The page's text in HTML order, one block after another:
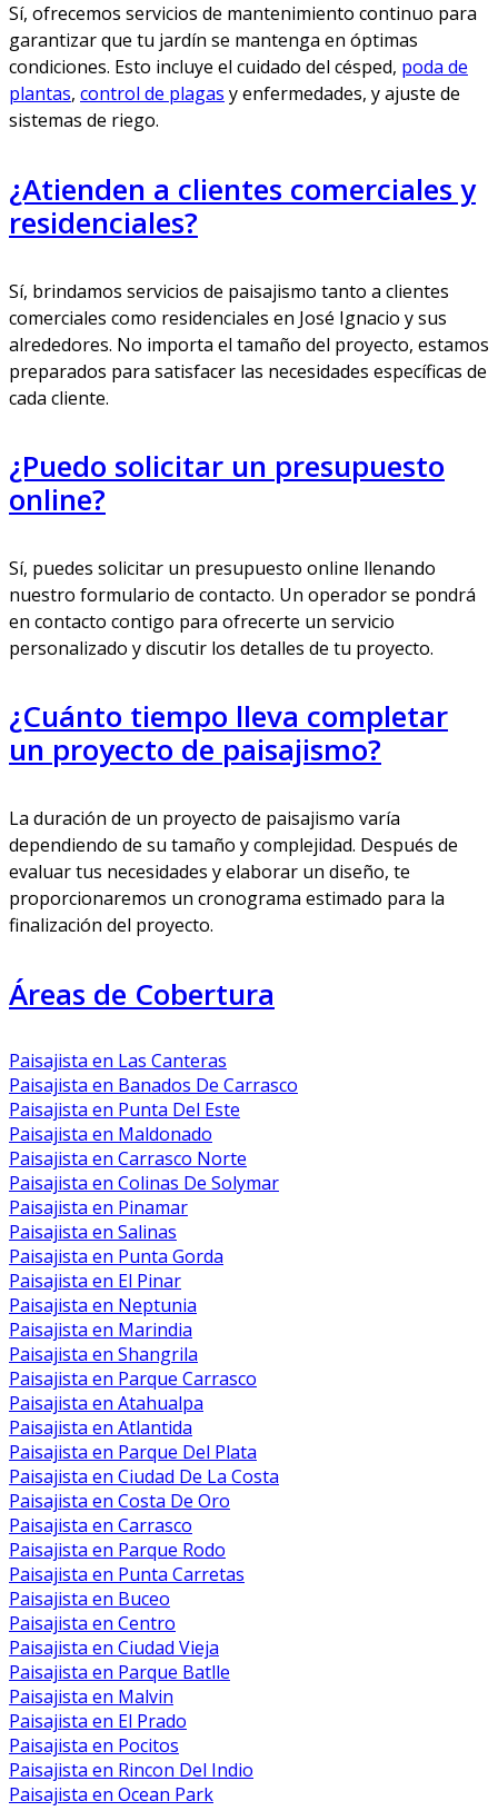
Sí, ofrecemos servicios de mantenimiento continuo para
garantizar que tu jardín se mantenga en óptimas
condiciones. Esto incluye el cuidado del césped, poda de
plantas, control de plagas y enfermedades, y ajuste de
sistemas de riego.
¿Atienden a clientes comerciales y
residenciales?
Sí, brindamos servicios de paisajismo tanto a clientes
comerciales como residenciales en José Ignacio y sus
alrededores. No importa el tamaño del proyecto, estamos
preparados para satisfacer las necesidades específicas de
cada cliente.
¿Puedo solicitar un presupuesto
online?
Sí, puedes solicitar un presupuesto online llenando
nuestro formulario de contacto. Un operador se pondrá
en contacto contigo para ofrecerte un servicio
personalizado y discutir los detalles de tu proyecto.
¿Cuánto tiempo lleva completar
un proyecto de paisajismo?
La duración de un proyecto de paisajismo varía
dependiendo de su tamaño y complejidad. Después de
evaluar tus necesidades y elaborar un diseño, te
proporcionaremos un cronograma estimado para la
finalización del proyecto.
Áreas de Cobertura
Paisajista en Las Canteras
Paisajista en Banados De Carrasco
Paisajista en Punta Del Este
Paisajista en Maldonado
Paisajista en Carrasco Norte
Paisajista en Colinas De Solymar
Paisajista en Pinamar
Paisajista en Salinas
Paisajista en Punta Gorda
Paisajista en El Pinar
Paisajista en Neptunia
Paisajista en Marindia
Paisajista en Shangrila
Paisajista en Parque Carrasco
Paisajista en Atahualpa
Paisajista en Atlantida
Paisajista en Parque Del Plata
Paisajista en Ciudad De La Costa
Paisajista en Costa De Oro
Paisajista en Carrasco
Paisajista en Parque Rodo
Paisajista en Punta Carretas
Paisajista en Buceo
Paisajista en Centro
Paisajista en Ciudad Vieja
Paisajista en Parque Batlle
Paisajista en Malvin
Paisajista en El Prado
Paisajista en Pocitos
Paisajista en Rincon Del Indio
Paisajista en Ocean Park